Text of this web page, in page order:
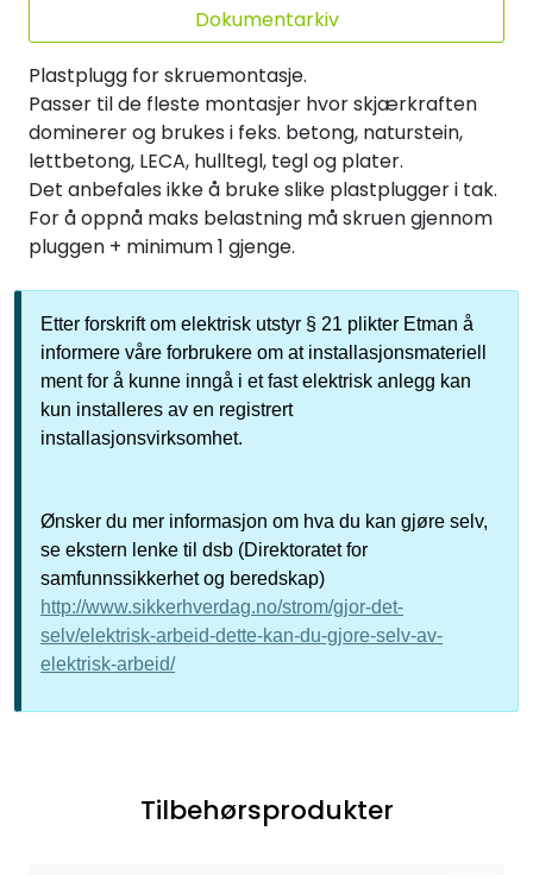
Dokumentarkiv
Plastplugg for skruemontasje.
Passer til de fleste montasjer hvor skjærkraften
dominerer og brukes i feks. betong, naturstein,
lettbetong, LECA, hulltegl, tegl og plater.
Det anbefales ikke å bruke slike plastplugger i tak.
For å oppnå maks belastning må skruen gjennom
pluggen + minimum 1 gjenge.
Etter forskrift om elektrisk utstyr § 21 plikter Etman å
informere våre forbrukere om at installasjonsmateriell
ment for å kunne inngå i et fast elektrisk anlegg kan
kun installeres av en registrert
installasjonsvirksomhet.
Ønsker du mer informasjon om hva du kan gjøre selv,
se ekstern lenke til dsb (Direktoratet for
samfunnssikkerhet og beredskap)
http://www.sikkerhverdag.no/strom/gjor-det-
selv/elektrisk-arbeid-dette-kan-du-gjore-selv-av-
elektrisk-arbeid/
Tilbehørsprodukter